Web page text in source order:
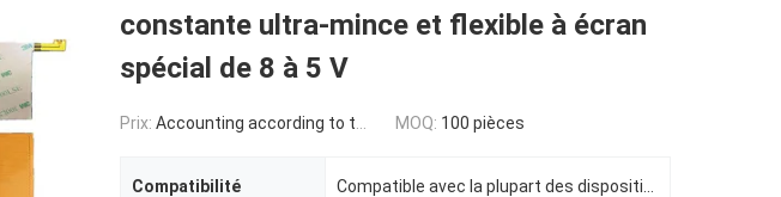
constante ultra-mince et flexible à écran
spécial de 8 à 5 V
Prix: Accounting according to the design drawings MOQ: 100 pièces
Compatibilité